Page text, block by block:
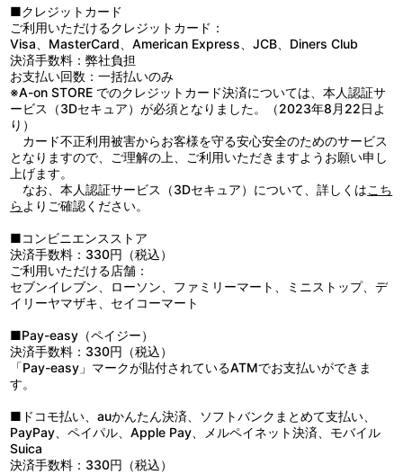
サイズ：約 60mm以内
生産国：日本
●小さい部品があります。ちっ息などのおそれがありますので、口
の中には絶対に入れないでください。
●ケガや破損の原因になることがありますので、重いものをぶら下
げたり、無理に引っ張ったりしないでください。
●高温多湿、直射日光を避け、お子様の手の届かないところに保管
してください。
●商品の特性上、とがった部分があります。取り扱いには十分ご注
意ください。
●汚れた場合は、水や薄めた中性洗剤を含ませ固く絞った布でやさ
しく拭きとってください。
●ベンジンやシンナー、アルコール系溶剤などを使用しますと、変
色・変形・破損の原因になりますのでお避けください。
■クレジットカード
ご利用いただけるクレジットカード：
Visa、MasterCard、American Express、JCB、Diners Club
決済手数料：弊社負担
お支払い回数：一括払いのみ
※A-on STORE でのクレジットカード決済については、本人認証サ
ービス（3Dセキュア）が必須となりました。（2023年8月22日よ
り）
カード不正利用被害からお客様を守る安心安全のためのサービス
となりますので、ご理解の上、ご利用いただきますようお願い申し
上げます。
なお、本人認証サービス（3Dセキュア）について、詳しくはこち
ら よりご確認ください。
■コンビニエンスストア
決済手数料：330円（税込）
ご利用いただける店舗：
セブンイレブン、ローソン、ファミリーマート、ミニストップ、デ
イリーヤマザキ、セイコーマート
■Pay-easy（ペイジー）
決済手数料：330円（税込）
「Pay-easy」マークが貼付されているATMでお支払いができま
す。
■ドコモ払い、auかんたん決済、ソフトバンクまとめて支払い、
PayPay、ペイパル、Apple Pay、メルペイネット決済、モバイル
Suica
決済手数料：330円（税込）